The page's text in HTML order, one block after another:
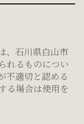
、石川県白山市
れるものについ
不適切と認める
る場合は使用を